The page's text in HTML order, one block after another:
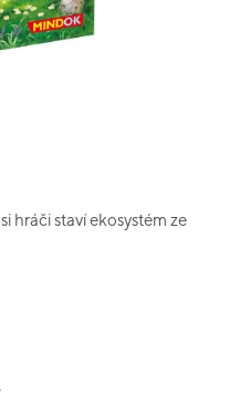
hráči staví ekosystém ze